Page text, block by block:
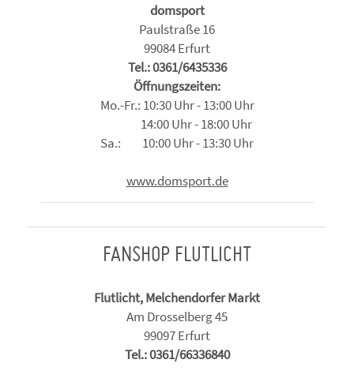
domsport
Paulstraße 16
99084 Erfurt
Tel.: 0361/6435336
Öffnungszeiten:
Mo.-Fr.: 10:30 Uhr - 13:00 Uhr
14:00 Uhr - 18:00 Uhr
Sa.: 10:00 Uhr - 13:30 Uhr
www.domsport.de
FANSHOP FLUTLICHT
Flutlicht, Melchendorfer Markt
Am Drosselberg 45
99097 Erfurt
Tel.: 0361/66336840